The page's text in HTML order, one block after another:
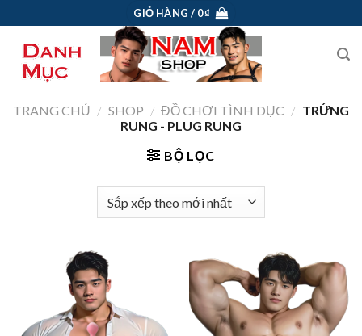
to
content
GIỎ HÀNG / 0₫
TRANG CHỦ / SHOP / ĐỒ CHƠI TÌNH DỤC / TRỨNG
RUNG - PLUG RUNG
BỘ LỌC